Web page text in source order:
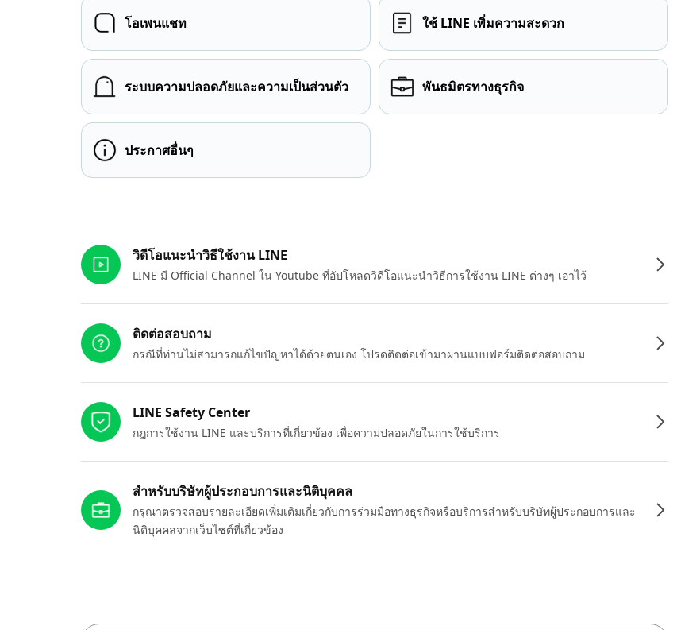
โอเพนแชท ใช้ LINE เพิ่มความสะดวก
ระบบความปลอดภัยและความเป็นส่วนตัว พันธมิตรทางธุรกิจ
ประกาศอื่นๆ
วิดีโอแนะนำวิธีใช้งาน LINE
LINE มี Official Channel ใน Youtube ที่อัปโหลดวิดีโอแนะนำวิธีการใช้งาน LINE ต่างๆ เอาไว้
ติดต่อสอบถาม
กรณีที่ท่านไม่สามารถแก้ไขปัญหาได้ด้วยตนเอง โปรดติดต่อเข้ามาผ่านแบบฟอร์มติดต่อสอบถาม
LINE Safety Center
กฎการใช้งาน LINE และบริการที่เกี่ยวข้อง เพื่อความปลอดภัยในการใช้บริการ
สำหรับบริษัทผู้ประกอบการและนิติบุคคล
กรุณาตรวจสอบรายละเอียดเพิ่มเติมเกี่ยวกับการร่วมมือทางธุรกิจหรือบริการสำหรับบริษัทผู้ประกอบการและ
นิติบุคคลจากเว็บไซต์ที่เกี่ยวข้อง